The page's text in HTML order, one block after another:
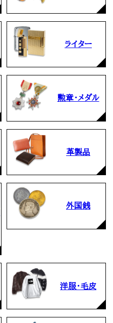
ライター
勲章・メダル
革製品
外国銭
洋服・毛皮